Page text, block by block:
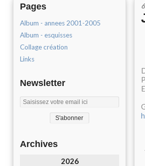
Pages
Album - annees 2001-2005
Album - esquisses
Collage création
Links
Newsletter
Archives
2026